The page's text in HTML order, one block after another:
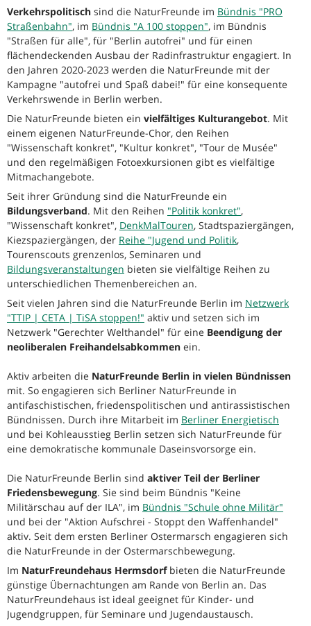
Verkehrspolitisch sind die NaturFreunde im Bündnis "PRO
Straßenbahn", im Bündnis "A 100 stoppen", im Bündnis
"Straßen für alle", für "Berlin autofrei" und für einen
flächendeckenden Ausbau der Radinfrastruktur engagiert. In
den Jahren 2020-2023 werden die NaturFreunde mit der
Kampagne "autofrei und Spaß dabei!" für eine konsequente
Verkehrswende in Berlin werben.
Die NaturFreunde bieten ein vielfältiges Kulturangebot. Mit
einem eigenen NaturFreunde-Chor, den Reihen
"Wissenschaft konkret", "Kultur konkret", "Tour de Musée"
und den regelmäßigen Fotoexkursionen gibt es vielfältige
Mitmachangebote.
Seit ihrer Gründung sind die NaturFreunde ein
Bildungsverband. Mit den Reihen "Politik konkret",
"Wissenschaft konkret", DenkMalTouren, Stadtspaziergängen,
Kiezspaziergängen, der Reihe "Jugend und Politik,
Tourenscouts grenzenlos, Seminaren und
Bildungsveranstaltungen bieten sie vielfältige Reihen zu
unterschiedlichen Themenbereichen an.
Seit vielen Jahren sind die NaturFreunde Berlin im Netzwerk
"TTIP | CETA | TiSA stoppen!" aktiv und setzen sich im
Netzwerk "Gerechter Welthandel" für eine Beendigung der
neoliberalen Freihandelsabkommen ein.
Aktiv arbeiten die NaturFreunde Berlin in vielen Bündnissen
mit. So engagieren sich Berliner NaturFreunde in
antifaschistischen, friedenspolitischen und antirassistischen
Bündnissen. Durch ihre Mitarbeit im Berliner Energietisch
und bei Kohleausstieg Berlin setzen sich NaturFreunde für
eine demokratische kommunale Daseinsvorsorge ein.
Die NaturFreunde Berlin sind aktiver Teil der Berliner
Friedensbewegung. Sie sind beim Bündnis "Keine
Militärschau auf der ILA", im Bündnis "Schule ohne Militär"
und bei der "Aktion Aufschrei - Stoppt den Waffenhandel"
aktiv. Seit dem ersten Berliner Ostermarsch engagieren sich
die NaturFreunde in der Ostermarschbewegung.
Im NaturFreundehaus Hermsdorfbieten die NaturFreunde
günstige Übernachtungen am Rande von Berlin an. Das
NaturFreundehaus ist ideal geeignet für Kinder- und
Jugendgruppen, für Seminare und Jugendaustausch.